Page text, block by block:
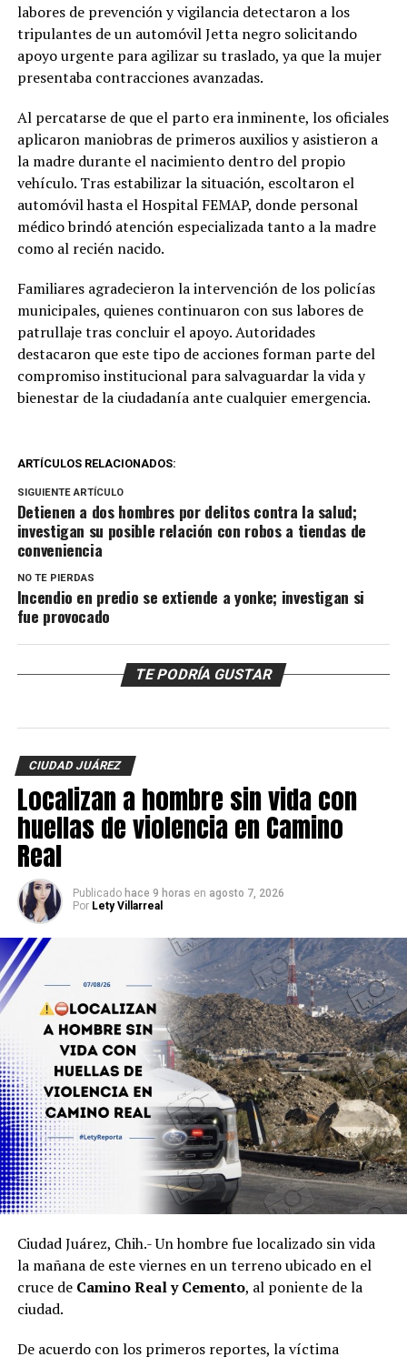
labores de prevención y vigilancia detectaron a los
tripulantes de un automóvil Jetta negro solicitando
apoyo urgente para agilizar su traslado, ya que la mujer
presentaba contracciones avanzadas.
Al percatarse de que el parto era inminente, los oficiales
aplicaron maniobras de primeros auxilios y asistieron a
la madre durante el nacimiento dentro del propio
vehículo. Tras estabilizar la situación, escoltaron el
automóvil hasta el Hospital FEMAP, donde personal
médico brindó atención especializada tanto a la madre
como al recién nacido.
Familiares agradecieron la intervención de los policías
municipales, quienes continuaron con sus labores de
patrullaje tras concluir el apoyo. Autoridades
destacaron que este tipo de acciones forman parte del
compromiso institucional para salvaguardar la vida y
bienestar de la ciudadanía ante cualquier emergencia.
ARTÍCULOS RELACIONADOS:
SIGUIENTE ARTÍCULO
Detienen a dos hombres por delitos contra la salud;
investigan su posible relación con robos a tiendas de
conveniencia
NO TE PIERDAS
Incendio en predio se extiende a yonke; investigan si
fue provocado
TE PODRÍA GUSTAR
CIUDAD JUÁREZ
Localizan a hombre sin vida con
huellas de violencia en Camino
Real
Publicado hace 9 horas en agosto 7, 2026
Por Lety Villarreal
Ciudad Juárez, Chih.- Un hombre fue localizado sin vida
la mañana de este viernes en un terreno ubicado en el
cruce de Camino Real y Cemento, al poniente de la
ciudad.
De acuerdo con los primeros reportes, la víctima